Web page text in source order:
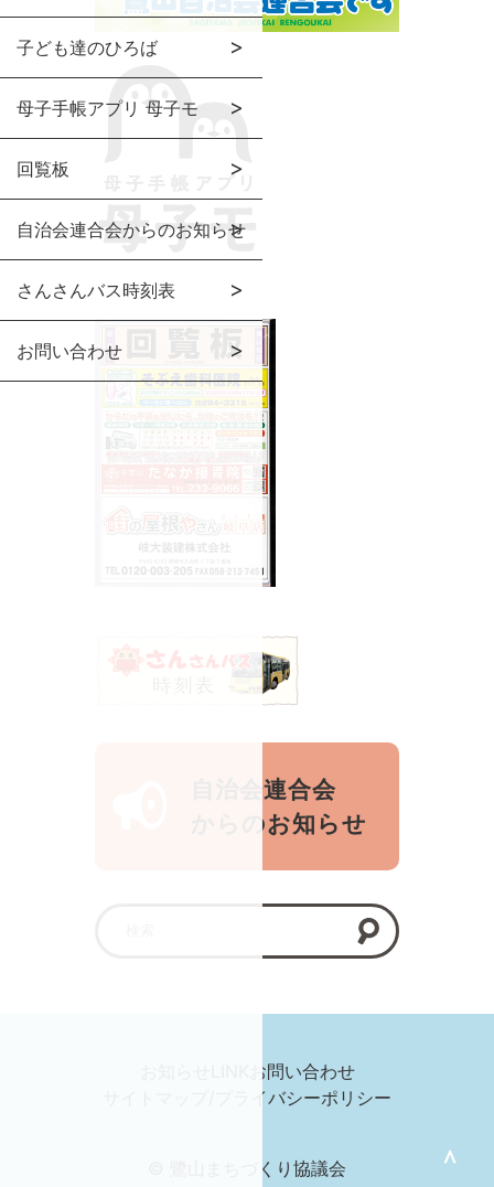
子ども達のひろば
母子手帳アプリ 母子モ
回覧板
自治会連合会からのお知らせ
さんさんバス時刻表
お問い合わせ
自治会連合会
からのお知らせ
＞
お問い合わせ
サイトマップ/プライバシーポリシー
© 鷺山まちづくり協議会